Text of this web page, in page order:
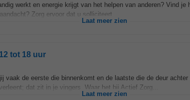
werkt en energie krijgt van het helpen van anderen? Vind
Zorg ervoor dat u solliciteert...
Laat meer zien
tot 18 uur
vaak de eerste die binnenkomt en de laatste die de deur
dat zit in je vingers. Waar het bij Actief Zorg...
Laat meer zien